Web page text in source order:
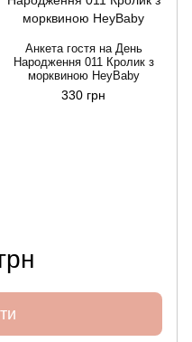
Анкета гостя на День
Народження 011 Кролик з
морквиною HeyBaby
330 грн